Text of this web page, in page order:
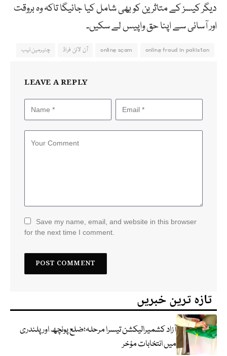
دیگر کیسز کے متاثرین کو بھی شامل کیا جائیگا تاکہ وہ بروقت
اور آسانی سے اپنا حق واپیس لے سکیں۔
online fraud in pakistan
online scam آن لائن فراڈ چئیرمین نیب
LEAVE A REPLY
Save my name, email, and website in this browser
for the next time I comment.
تازہ ترین خبریں
آزاد کشمیرالیکشن تیسرا مرحلہ؛ضلع پونچھ اور پلندری
میں انتخابات مؤخر